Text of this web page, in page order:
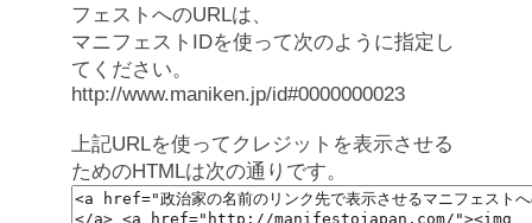
フェストへのURLは、
マニフェストIDを使って次のように指定し
てください。
http://www.maniken.jp/id#0000000023
上記URLを使ってクレジットを表示させる
ためのHTMLは次の通りです。